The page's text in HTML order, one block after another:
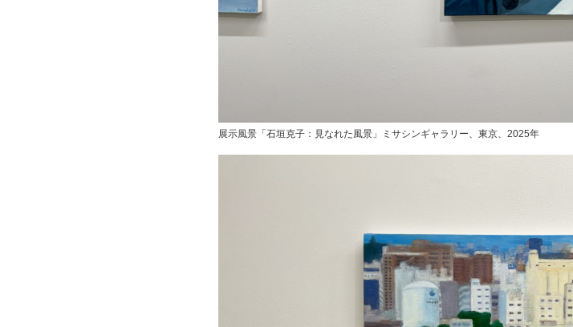
展示風景「石垣克子：見なれた風景」ミサシンギャラリー、東京、2025年